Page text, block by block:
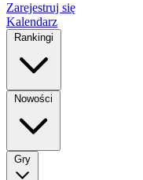
Zarejestruj się
Kalendarz
Rankingi
Nowości
Gry